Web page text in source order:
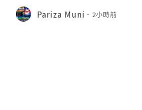
Pariza Muni 2小時前